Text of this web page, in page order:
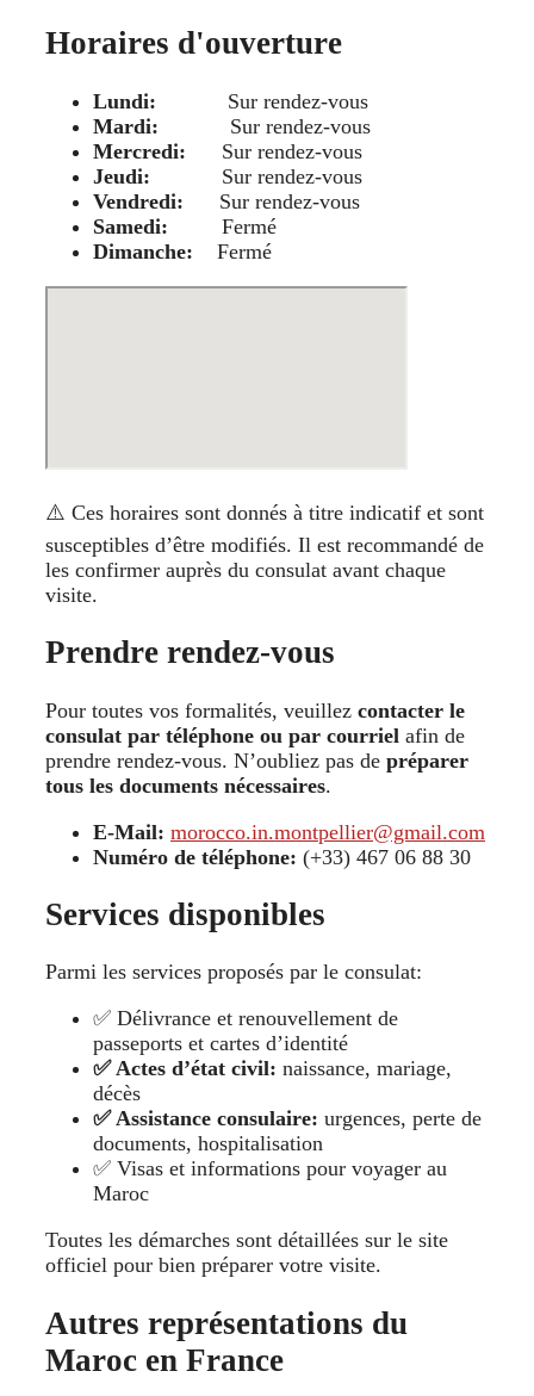
Horaires d'ouverture
Lundi: Sur rendez-vous
Mardi: Sur rendez-vous
Mercredi: Sur rendez-vous
Jeudi: Sur rendez-vous
Vendredi: Sur rendez-vous
Samedi: Fermé
Dimanche: Fermé
⚠️ Ces horaires sont donnés à titre indicatif et sont
susceptibles d’être modifiés. Il est recommandé de
les confirmer auprès du consulat avant chaque
visite.
Prendre rendez-vous
Pour toutes vos formalités, veuillez contacter le
consulat par téléphone ou par courriel afin de
prendre rendez-vous. N’oubliez pas de préparer
tous les documents nécessaires.
E-Mail: morocco.in.montpellier@gmail.com
Numéro de téléphone: (+33) 467 06 88 30
Services disponibles
Parmi les services proposés par le consulat:
✅ Délivrance et renouvellement de
passeports et cartes d’identité
✅ Actes d’état civil: naissance, mariage,
décès
✅ Assistance consulaire: urgences, perte de
documents, hospitalisation
✅ Visas et informations pour voyager au
Maroc
Toutes les démarches sont détaillées sur le site
officiel pour bien préparer votre visite.
Autres représentations du
Maroc en France